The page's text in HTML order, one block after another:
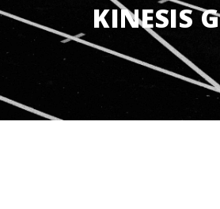
KINESIS